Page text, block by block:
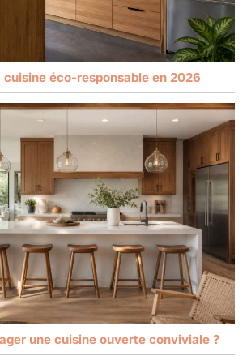
cuisine éco-responsable en 2026
une cuisine ouverte conviviale ?